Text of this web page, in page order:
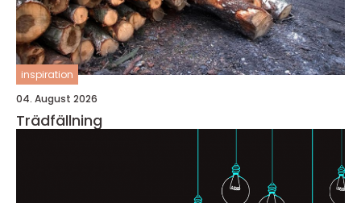
inspiration
04. August 2026
Trädfällning